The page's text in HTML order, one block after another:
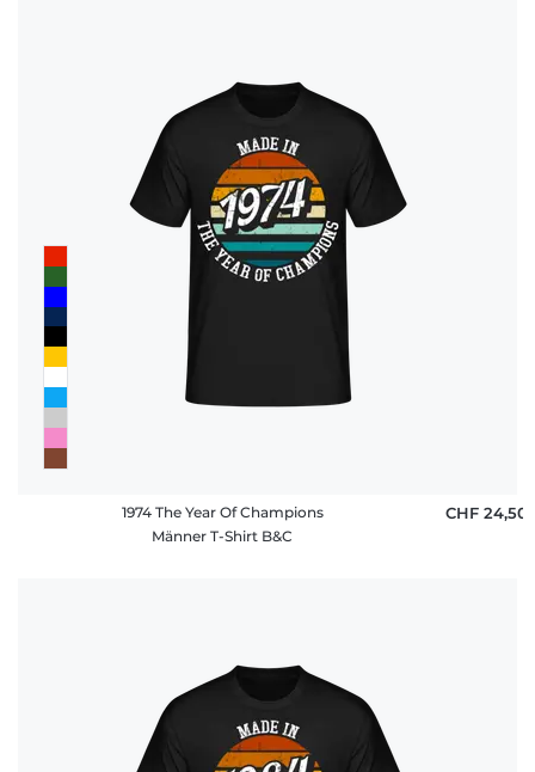
1974 The Year Of Champions
Männer T-Shirt B&C
CHF 24,50